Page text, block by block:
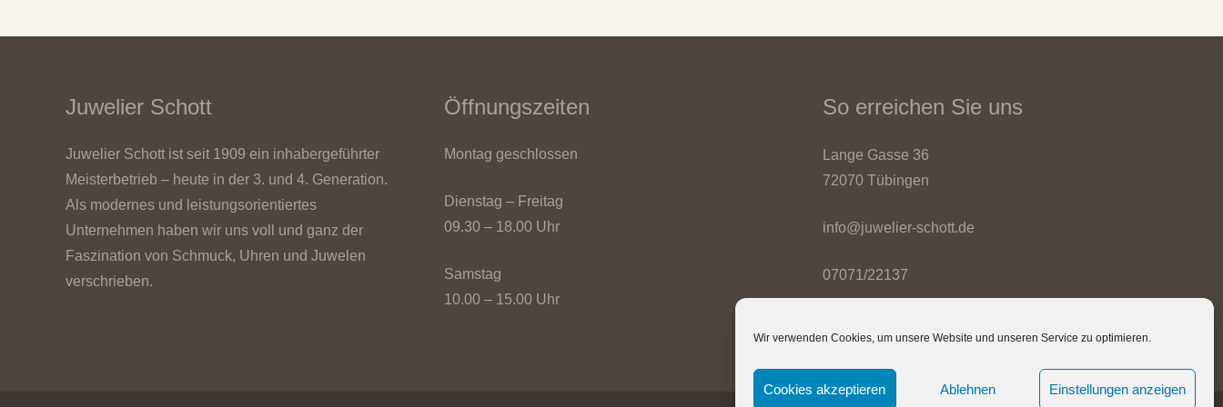
Wir verwenden Cookies, um unsere Website und unseren Service zu optimieren.
Cookies akzeptieren Ablehnen Einstellungen anzeigen
Juwelier Schott
Juwelier Schott ist seit 1909 ein inhabergeführter
Meisterbetrieb – heute in der 3. und 4. Generation.
Als modernes und leistungsorientiertes
Unternehmen haben wir uns voll und ganz der
Faszination von Schmuck, Uhren und Juwelen
verschrieben.
Öffnungszeiten
Montag geschlossen
Dienstag – Freitag
09.30 – 18.00 Uhr
Samstag
10.00 – 15.00 Uhr
So erreichen Sie uns
Lange Gasse 36
72070 Tübingen
info@juwelier-schott.de
07071/22137